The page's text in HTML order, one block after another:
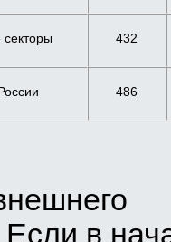
432
486
Если в